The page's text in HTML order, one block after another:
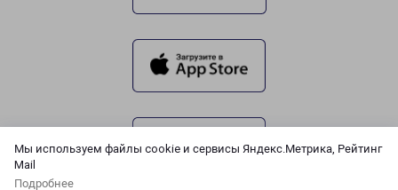
Мы используем файлы cookie и сервисы Яндекс.Метрика, Рейтинг
Mail
Подробнее